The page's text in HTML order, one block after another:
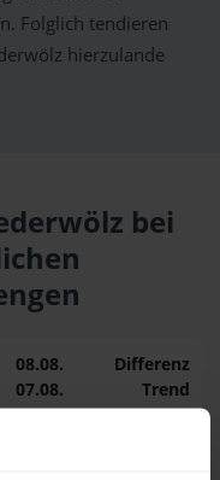
Folglich tendieren
hierzulande
bei
08.08.
07.08.
Differenz
Trend